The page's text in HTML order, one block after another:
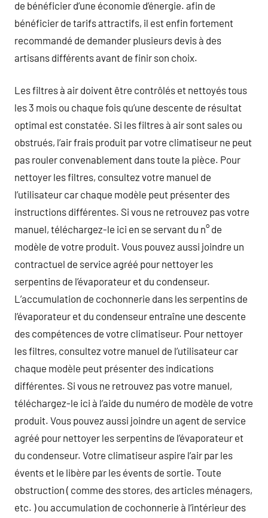
de bénéficier d’une économie d’énergie. afin de
bénéficier de tarifs attractifs, il est enfin fortement
recommandé de demander plusieurs devis à des
artisans différents avant de finir son choix.
Les filtres à air doivent être contrôlés et nettoyés tous
les 3 mois ou chaque fois qu’une descente de résultat
optimal est constatée. Si les filtres à air sont sales ou
obstrués, l’air frais produit par votre climatiseur ne peut
pas rouler convenablement dans toute la pièce. Pour
nettoyer les filtres, consultez votre manuel de
l’utilisateur car chaque modèle peut présenter des
instructions différentes. Si vous ne retrouvez pas votre
manuel, téléchargez-le ici en se servant du n° de
modèle de votre produit. Vous pouvez aussi joindre un
contractuel de service agréé pour nettoyer les
serpentins de l’évaporateur et du condenseur.
L’accumulation de cochonnerie dans les serpentins de
l’évaporateur et du condenseur entraîne une descente
des compétences de votre climatiseur. Pour nettoyer
les filtres, consultez votre manuel de l’utilisateur car
chaque modèle peut présenter des indications
différentes. Si vous ne retrouvez pas votre manuel,
téléchargez-le ici à l’aide du numéro de modèle de votre
produit. Vous pouvez aussi joindre un agent de service
agréé pour nettoyer les serpentins de l’évaporateur et
du condenseur. Votre climatiseur aspire l’air par les
évents et le libère par les évents de sortie. Toute
obstruction ( comme des stores, des articles ménagers,
etc. ) ou accumulation de cochonnerie à l’intérieur des